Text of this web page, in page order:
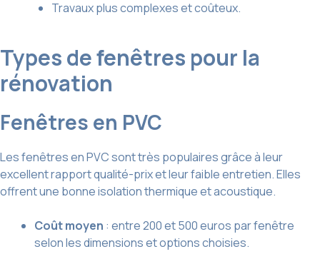
Travaux plus complexes et coûteux.
Types de fenêtres pour la
rénovation
Fenêtres en PVC
Les fenêtres en PVC sont très populaires grâce à leur
excellent rapport qualité-prix et leur faible entretien. Elles
offrent une bonne isolation thermique et acoustique.
Coût moyen : entre 200 et 500 euros par fenêtre
selon les dimensions et options choisies.